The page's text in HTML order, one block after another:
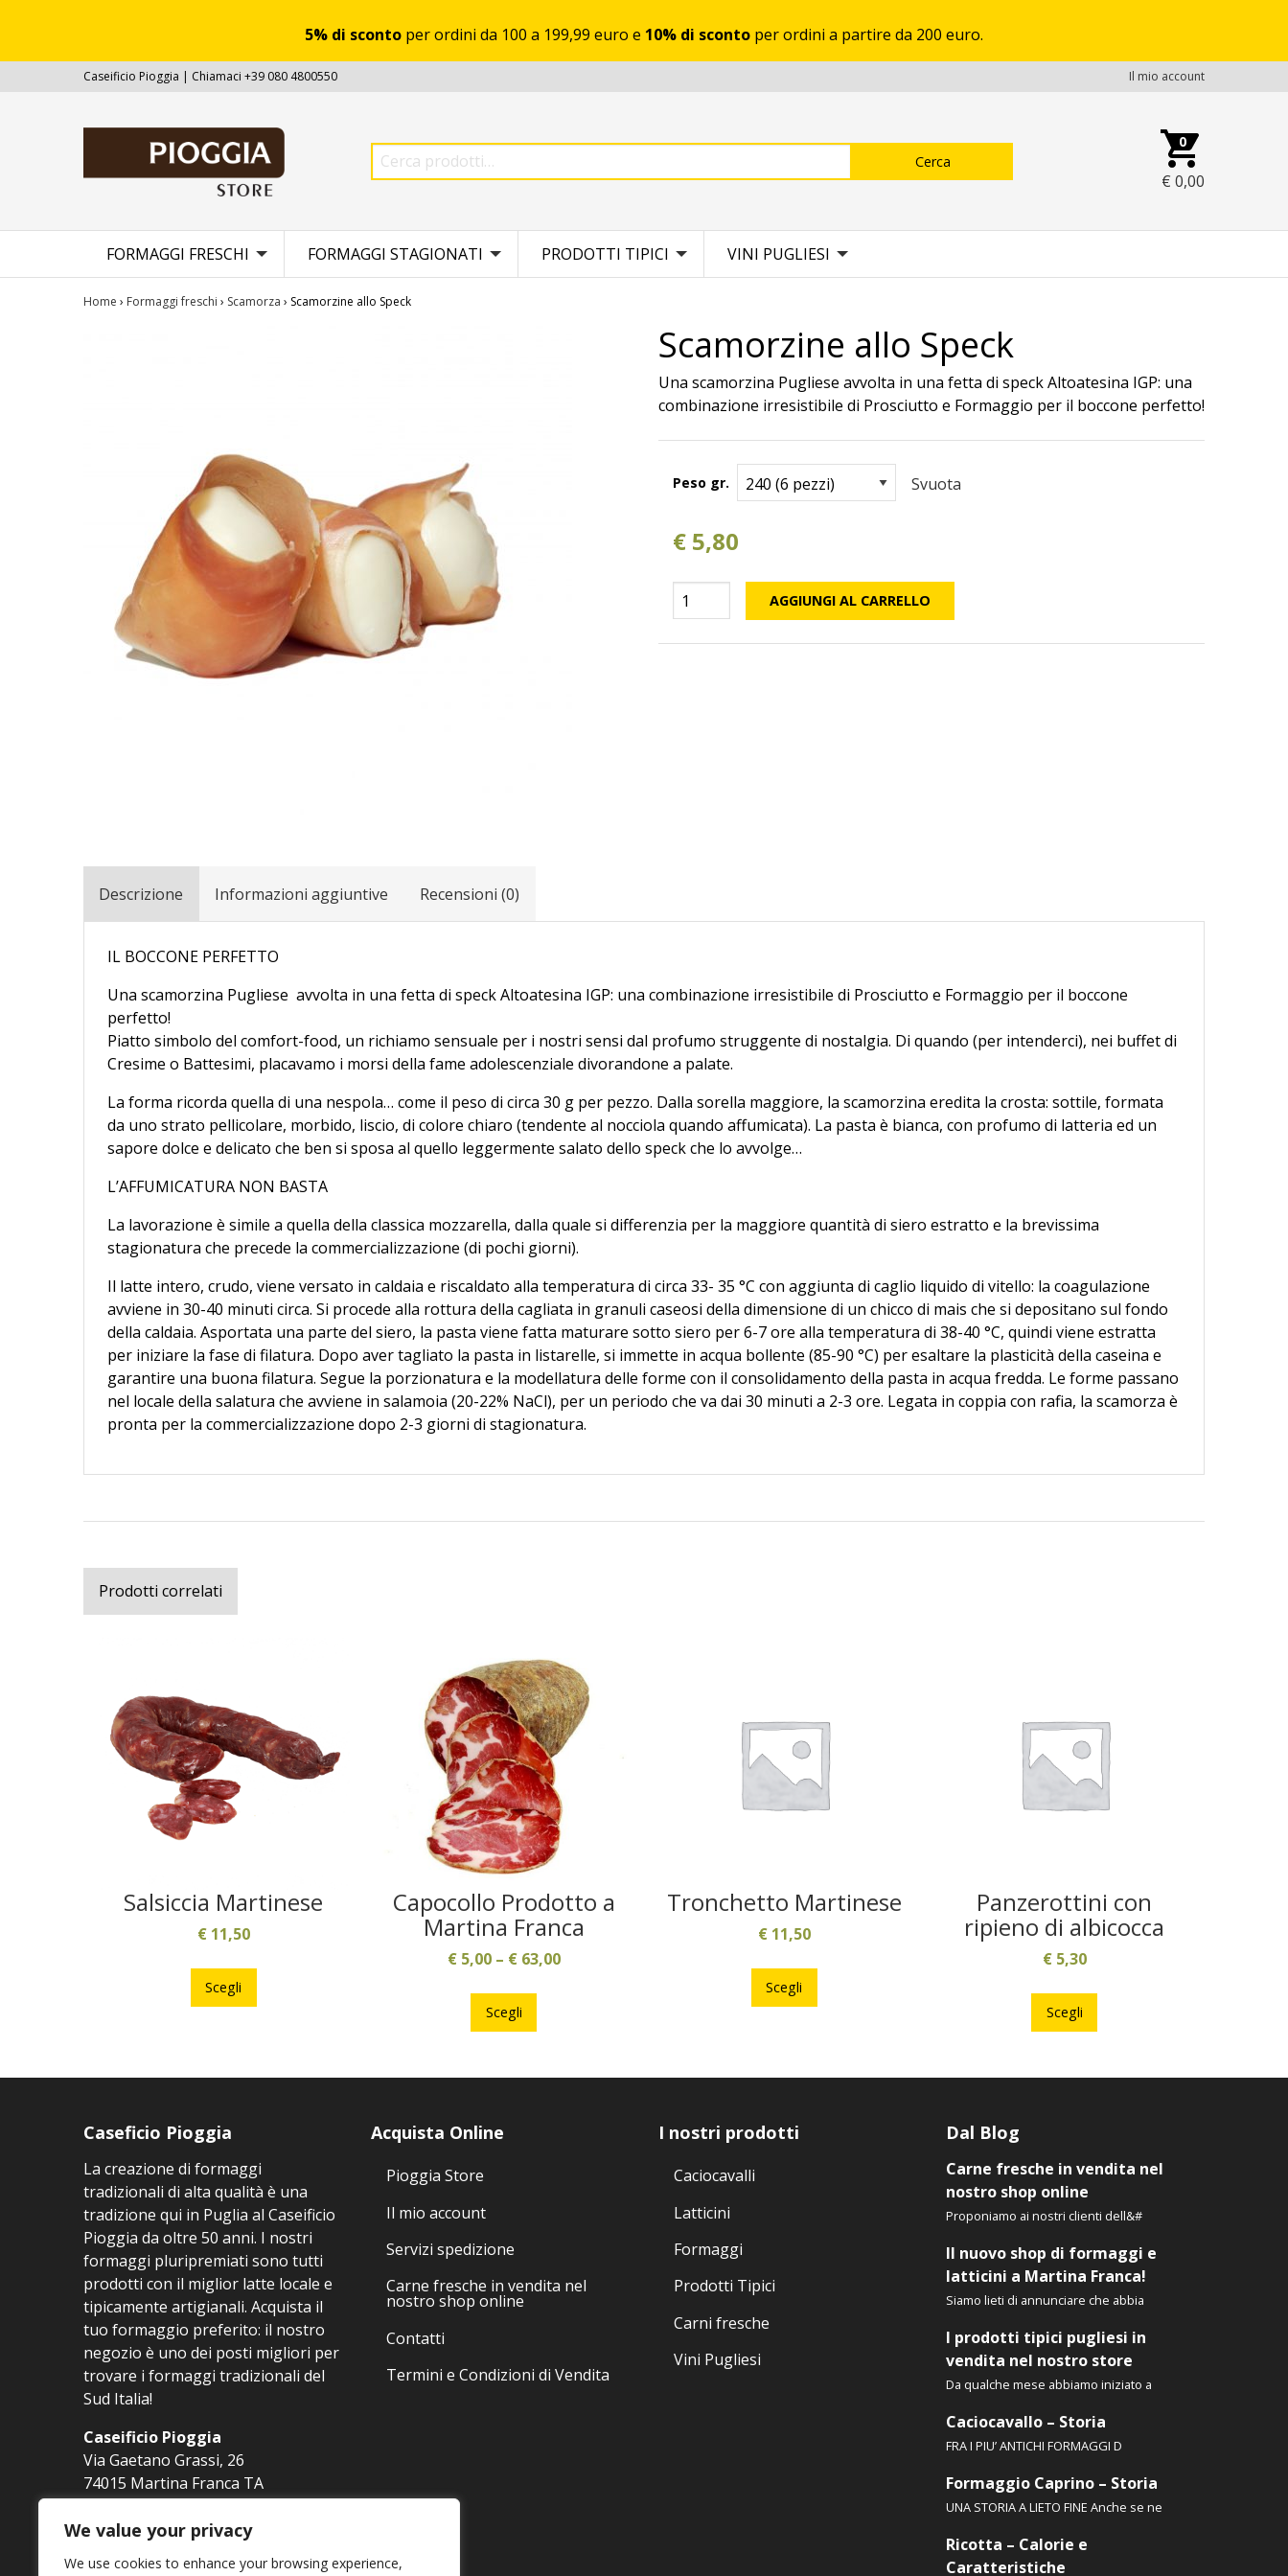
We value your privacy
We use cookies to enhance your browsing experience,
5% di sconto per ordini da 100 a 199,99 euro e 10% di sconto per ordini a partire da 200 euro.
Caseificio Pioggia | Chiamaci +39 080 4800550 Il mio account
€ 0,00
0
FORMAGGI FRESCHI FORMAGGI STAGIONATI PRODOTTI TIPICI VINI PUGLIESI
Home › Formaggi freschi › Scamorza › Scamorzine allo Speck
Scamorzine allo Speck
Una scamorzina Pugliese avvolta in una fetta di speck Altoatesina IGP: una
combinazione irresistibile di Prosciutto e Formaggio per il boccone perfetto!
Peso gr. Svuota
€ 5,80
Scamorzine
allo
Speck
AGGIUNGI AL CARRELLO
Descrizione Informazioni aggiuntive Recensioni (0)
IL BOCCONE PERFETTO
Una scamorzina Pugliese avvolta in una fetta di speck Altoatesina IGP: una combinazione irresistibile di Prosciutto e Formaggio per il boccone
perfetto!
Piatto simbolo del comfort-food, un richiamo sensuale per i nostri sensi dal profumo struggente di nostalgia. Di quando (per intenderci), nei buffet di
Cresime o Battesimi, placavamo i morsi della fame adolescenziale divorandone a palate.
La forma ricorda quella di una nespola… come il peso di circa 30 g per pezzo. Dalla sorella maggiore, la scamorzina eredita la crosta: sottile, formata
da uno strato pellicolare, morbido, liscio, di colore chiaro (tendente al nocciola quando affumicata). La pasta è bianca, con profumo di latteria ed un
sapore dolce e delicato che ben si sposa al quello leggermente salato dello speck che lo avvolge…
L’AFFUMICATURA NON BASTA
La lavorazione è simile a quella della classica mozzarella, dalla quale si differenzia per la maggiore quantità di siero estratto e la brevissima
stagionatura che precede la commercializzazione (di pochi giorni).
Il latte intero, crudo, viene versato in caldaia e riscaldato alla temperatura di circa 33- 35 °C con aggiunta di caglio liquido di vitello: la coagulazione
avviene in 30-40 minuti circa. Si procede alla rottura della cagliata in granuli caseosi della dimensione di un chicco di mais che si depositano sul fondo
della caldaia. Asportata una parte del siero, la pasta viene fatta maturare sotto siero per 6-7 ore alla temperatura di 38-40 °C, quindi viene estratta
per iniziare la fase di filatura. Dopo aver tagliato la pasta in listarelle, si immette in acqua bollente (85-90 °C) per esaltare la plasticità della caseina e
garantire una buona filatura. Segue la porzionatura e la modellatura delle forme con il consolidamento della pasta in acqua fredda. Le forme passano
nel locale della salatura che avviene in salamoia (20-22% NaCl), per un periodo che va dai 30 minuti a 2-3 ore. Legata in coppia con rafia, la scamorza è
pronta per la commercializzazione dopo 2-3 giorni di stagionatura.
Prodotti correlati
Salsiccia Martinese
€11,50
Scegli
Questo
ha
Le
scelte
nella
pagina
del
prodotto
Capocollo Prodotto a
Martina Franca
€5,00– €63,00
Scegli
Questo
ha
varianti.
prodotto
Tronchetto Martinese
€11,50
Scegli
Questo
ha
Le
Panzerottini con
ripieno di albicocca
€5,30
Scegli
Questo
ha
varianti.
essere
nella
del
prodotto
Caseficio Pioggia
La creazione di formaggi
tradizionali di alta qualità è una
tradizione qui in Puglia al Caseificio
Pioggia da oltre 50 anni. I nostri
formaggi pluripremiati sono tutti
prodotti con il miglior latte locale e
tipicamente artigianali. Acquista il
tuo formaggio preferito: il nostro
negozio è uno dei posti migliori per
trovare i formaggi tradizionali del
Sud Italia!
Caseificio Pioggia
Via Gaetano Grassi, 26
74015 Martina Franca TA
info@pioggiastore.it
Acquista Online
Pioggia Store
Il mio account
Servizi spedizione
Carne fresche in vendita nel
nostro shop online
Contatti
Termini e Condizioni di Vendita
I nostri prodotti
Caciocavalli
Latticini
Formaggi
Prodotti Tipici
Carni fresche
Vini Pugliesi
Dal Blog
Carne fresche in vendita nel
nostro shop online
Proponiamo ai nostri clienti dell&#
Il nuovo shop di formaggi e
latticini a Martina Franca!
Siamo lieti di annunciare che abbia
I prodotti tipici pugliesi in
vendita nel nostro store
Da qualche mese abbiamo iniziato a
Caciocavallo – Storia
FRA I PIU’ ANTICHI FORMAGGI D
Formaggio Caprino – Storia
UNA STORIA A LIETO FINE Anche se ne
Ricotta – Calorie e
Caratteristiche